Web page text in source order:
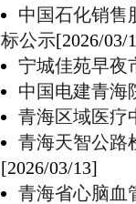
中国石化销售
标公示[2026/03/
宁城佳苑早夜
中国电建青海
青海区域医疗
青海天智公路
[2026/03/13]
青海省心脑血